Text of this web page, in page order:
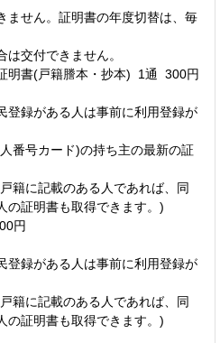
ません。証明書の年度切替は、毎
は交付できません。
明書(戸籍謄本・抄本) 1通 300円
登録がある人は事前に利用登録が
番号カード)の持ち主の最新の証
籍に記載のある人であれば、同
の証明書も取得できます。)
円
登録がある人は事前に利用登録が
籍に記載のある人であれば、同
の証明書も取得できます。)